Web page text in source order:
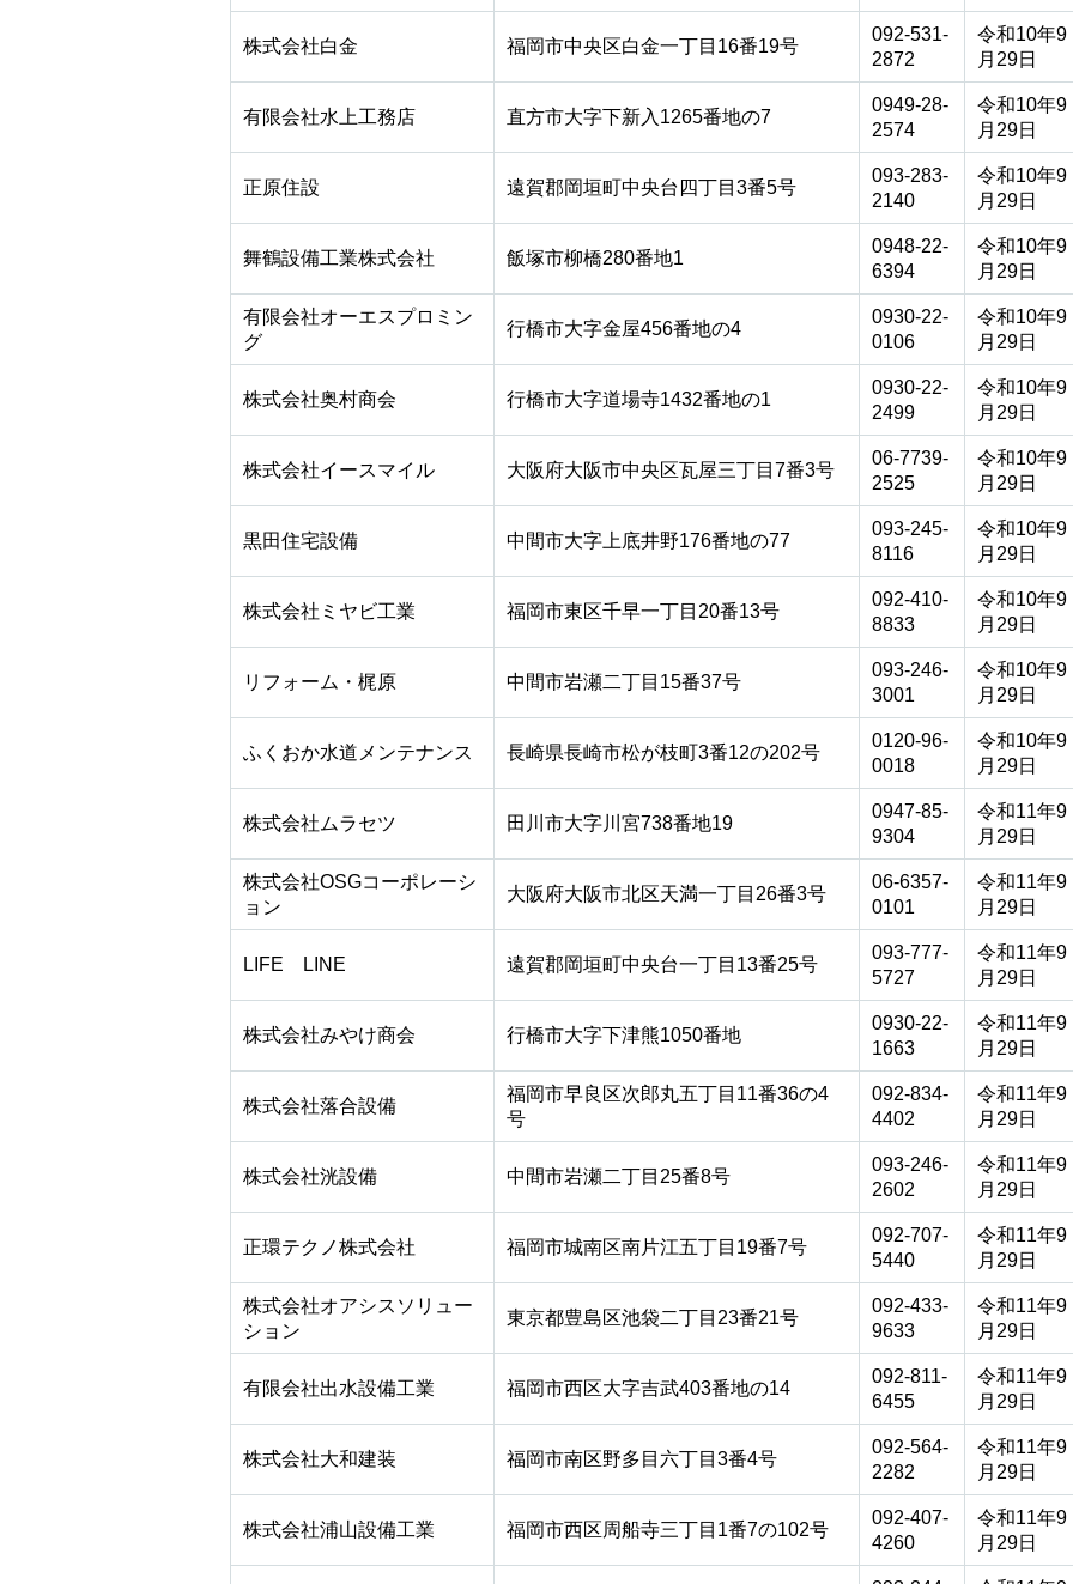
株式会社白金 福岡市中央区白金一丁目16番19号
092-531-
2872
令和10年9
月29日
有限会社水上工務店 直方市大字下新入1265番地の7
0949-28-
2574
令和10年9
月29日
正原住設 遠賀郡岡垣町中央台四丁目3番5号
093-283-
2140
令和10年9
月29日
舞鶴設備工業株式会社 飯塚市柳橋280番地1
0948-22-
6394
令和10年9
月29日
有限会社オーエスプロミン
グ
行橋市大字金屋456番地の4
0930-22-
0106
令和10年9
月29日
株式会社奥村商会 行橋市大字道場寺1432番地の1
0930-22-
2499
令和10年9
月29日
株式会社イースマイル 大阪府大阪市中央区瓦屋三丁目7番3号
06-7739-
2525
令和10年9
月29日
黒田住宅設備 中間市大字上底井野176番地の77
093-245-
8116
令和10年9
月29日
株式会社ミヤビ工業 福岡市東区千早一丁目20番13号
092-410-
8833
令和10年9
月29日
リフォーム・梶原 中間市岩瀬二丁目15番37号
093-246-
3001
令和10年9
月29日
ふくおか水道メンテナンス 長崎県長崎市松が枝町3番12の202号
0120-96-
0018
令和10年9
月29日
株式会社ムラセツ 田川市大字川宮738番地19
0947-85-
9304
令和11年9
月29日
株式会社OSGコーポレーシ
ョン
大阪府大阪市北区天満一丁目26番3号
06-6357-
0101
令和11年9
月29日
LIFE LINE 遠賀郡岡垣町中央台一丁目13番25号
093-777-
5727
令和11年9
月29日
株式会社みやけ商会 行橋市大字下津熊1050番地
0930-22-
1663
令和11年9
月29日
株式会社落合設備
福岡市早良区次郎丸五丁目11番36の4
号
092-834-
4402
令和11年9
月29日
株式会社洸設備 中間市岩瀬二丁目25番8号
093-246-
2602
令和11年9
月29日
正環テクノ株式会社 福岡市城南区南片江五丁目19番7号
092-707-
5440
令和11年9
月29日
株式会社オアシスソリュー
ション
東京都豊島区池袋二丁目23番21号
092-433-
9633
令和11年9
月29日
有限会社出水設備工業 福岡市西区大字吉武403番地の14
092-811-
6455
令和11年9
月29日
株式会社大和建装 福岡市南区野多目六丁目3番4号
092-564-
2282
令和11年9
月29日
株式会社浦山設備工業 福岡市西区周船寺三丁目1番7の102号
092-407-
4260
令和11年9
月29日